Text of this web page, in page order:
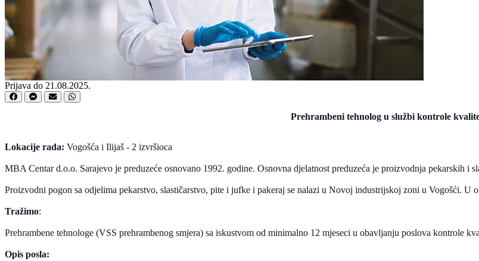
Prijava do 21.08.2025.
Prehrambeni tehnolog u službi kontrole
Lokacije rada: Vogošća i Ilijaš - 2 izvršioca
MBA Centar d.o.o. Sarajevo je preduzeće osnovano 1992. godine. Osnovna djelatnost preduzeća je proizvodnja pekarskih i
Proizvodni pogon sa odjelima pekarstvo, slastičarstvo, pite i jufke i pakeraj se nalazi u Novoj industrijskoj zoni u
Tražimo:
Prehrambene tehnologe (VSS prehrambenog smjera) sa iskustvom od minimalno 12 mjeseci u obavljanju poslova kontrole
Opis posla: